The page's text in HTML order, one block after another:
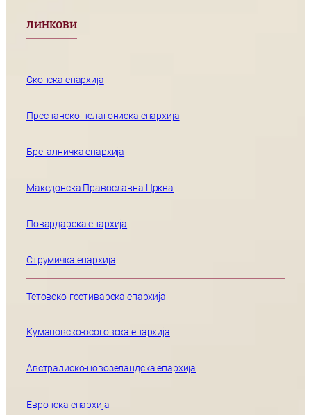
ЛИНКОВИ
Скопска епархија
Преспанско-пелагониска епархија
Брегалничка епархија
Македонска Православна Црква
Повардарска епархија
Струмичка епархија
Тетовско-гостиварска епархија
Кумановско-осоговска епархија
Австралиско-новозеландска епархија
Европска епархија